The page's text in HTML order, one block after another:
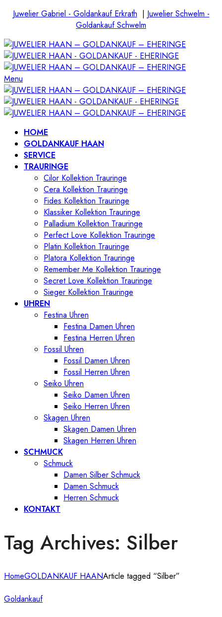
Juwelier Gabriel - Goldankauf Erkrath | Juwelier Schwelm -
Goldankauf Schwelm
Menu
HOME
GOLDANKAUF HAAN
SERVICE
TRAURINGE
Cilor Kollektion Trauringe
Cera Kollektion Trauringe
Fides Kollektion Trauringe
Klassiker Kollektion Trauringe
Palladium Kollektion Trauringe
Perfect Love Kollektion Trauringe
Platin Kollektion Trauringe
Platora Kollektion Trauringe
Remember Me Kollektion Trauringe
Secret Love Kollektion Trauringe
Sieger Kollektion Trauringe
UHREN
Festina Uhren
Festina Damen Uhren
Festina Herren Uhren
Fossil Uhren
Fossil Damen Uhren
Fossil Herren Uhren
Seiko Uhren
Seiko Damen Uhren
Seiko Herren Uhren
Skagen Uhren
Skagen Damen Uhren
Skagen Herren Uhren
SCHMUCK
Schmuck
Damen Silber Schmuck
Damen Schmuck
Herren Schmuck
KONTAKT
Tag Archives: Silber
HomeGOLDANKAUF HAANArticle tagged “Silber”
Goldankauf